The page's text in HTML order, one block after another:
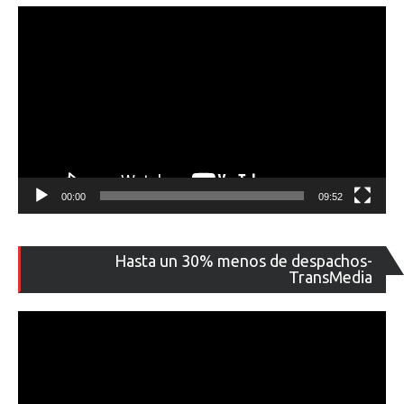
00:00 09:52
Hasta un 30% menos de despachos-
TransMedia
de